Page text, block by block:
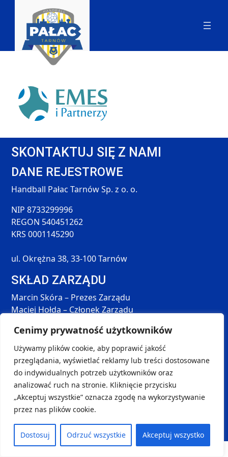
Cenimy prywatność użytkowników
Używamy plików cookie, aby poprawić jakość
przeglądania, wyświetlać reklamy lub treści dostosowane
do indywidualnych potrzeb użytkowników oraz
analizować ruch na stronie. Kliknięcie przycisku
„Akceptuj wszystkie” oznacza zgodę na wykorzystywanie
przez nas plików cookie.
Dostosuj Odrzuć wszystkie Akceptuj wszystko
SKONTAKTUJ SIĘ Z NAMI
DANE REJESTROWE
Handball Pałac Tarnów Sp. z o. o.
NIP 8733299996
REGON 540451262
KRS 0001145290
ul. Okrężna 38, 33-100 Tarnów
SKŁAD ZARZĄDU
Marcin Skóra – Prezes Zarządu
Maciej Hołda – Członek Zarządu
DANE KONTAKTOWE
kontakt@handball-palac.pl
+48 798 264 581
SOCIAL MEDIA
Copyright © 2024-2025
wykonanie:Ambigram| Sports Data: